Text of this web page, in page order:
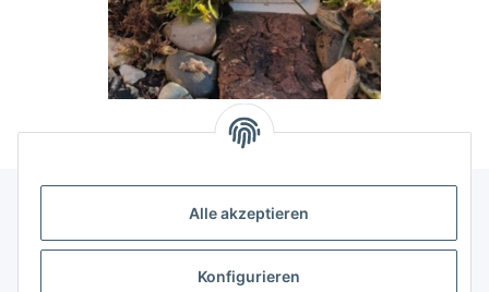
Alle akzeptieren
Konfigurieren
Allgemeine Informationen